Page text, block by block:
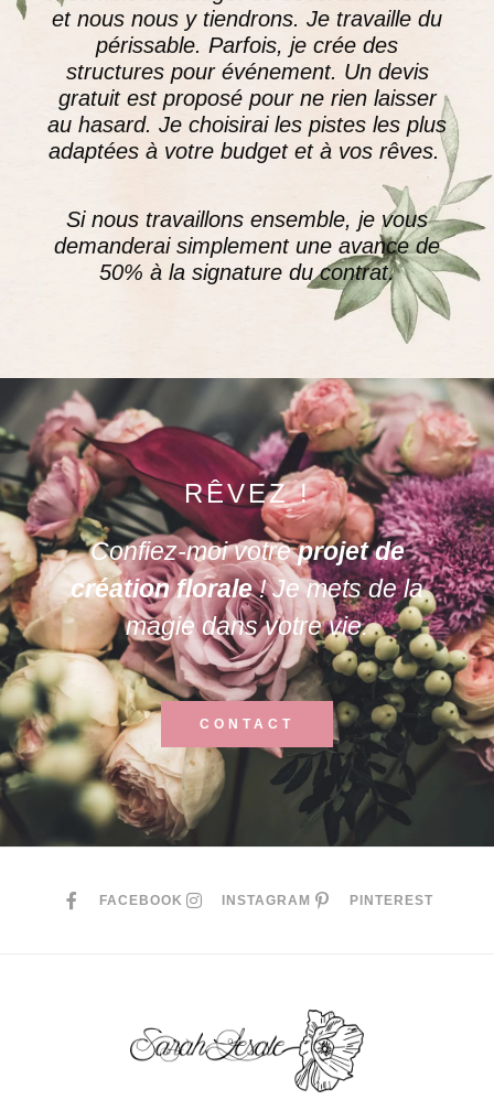
et nous nous y tiendrons. Je travaille du
périssable. Parfois, je crée des
structures pour événement. Un devis
gratuit est proposé pour ne rien laisser
au hasard. Je choisirai les pistes les plus
adaptées à votre budget et à vos rêves.
Si nous travaillons ensemble, je vous
demanderai simplement une avance de
50% à la signature du contrat.
RÊVEZ !
Confiez-moi votreprojet de
création florale! Je mets de la
magie dans votre vie.
CONTACT
FACEBOOK INSTAGRAM PINTEREST